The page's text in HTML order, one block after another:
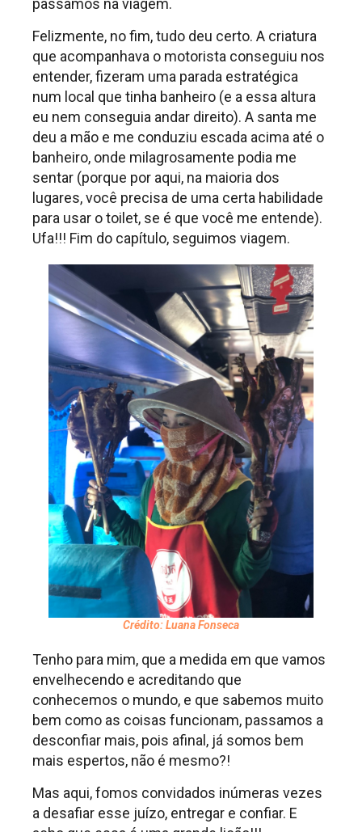
passamos na viagem.
Felizmente, no fim, tudo deu certo. A criatura
que acompanhava o motorista conseguiu nos
entender, fizeram uma parada estratégica
num local que tinha banheiro (e a essa altura
eu nem conseguia andar direito). A santa me
deu a mão e me conduziu escada acima até o
banheiro, onde milagrosamente podia me
sentar (porque por aqui, na maioria dos
lugares, você precisa de uma certa habilidade
para usar o toilet, se é que você me entende).
Ufa!!! Fim do capítulo, seguimos viagem.
Crédito: Luana Fonseca
Tenho para mim, que a medida em que vamos
envelhecendo e acreditando que
conhecemos o mundo, e que sabemos muito
bem como as coisas funcionam, passamos a
desconfiar mais, pois afinal, já somos bem
mais espertos, não é mesmo?!
Mas aqui, fomos convidados inúmeras vezes
a desafiar esse juízo, entregar e confiar. E